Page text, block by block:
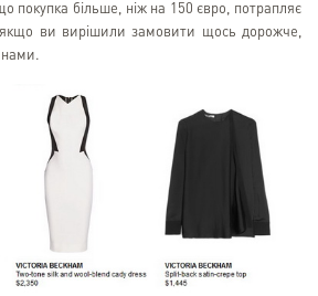
покупка більше, ніж на 150 євро, потрапляє
якщо ви вирішили замовити щось дорожче,
нами.